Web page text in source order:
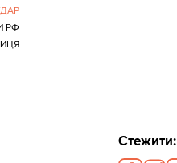
РФ
Стежити: